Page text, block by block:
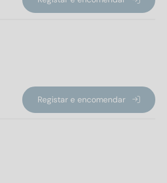
Registar e encomendar